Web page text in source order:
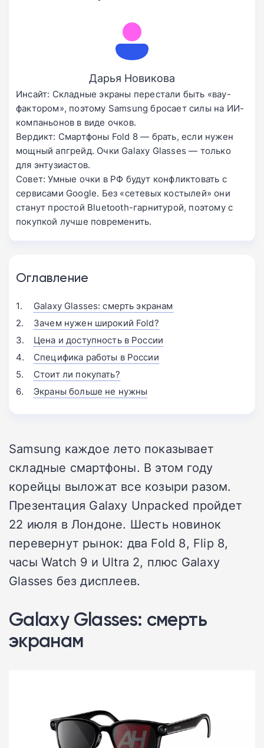
Дарья Новикова
Инсайт: Складные экраны перестали быть «вау-
фактором», поэтому Samsung бросает силы на ИИ-
компаньонов в виде очков.
Вердикт: Смартфоны Fold 8 — брать, если нужен
мощный апгрейд. Очки Galaxy Glasses — только
для энтузиастов.
Совет: Умные очки в РФ будут конфликтовать с
сервисами Google. Без «сетевых костылей» они
станут простой Bluetooth-гарнитурой, поэтому с
покупкой лучше повременить.
Оглавление
Galaxy Glasses: смерть экранам
Зачем нужен широкий Fold?
Цена и доступность в России
Специфика работы в России
Стоит ли покупать?
Экраны больше не нужны
Samsung каждое лето показывает
складные смартфоны. В этом году
корейцы выложат все козыри разом.
Презентация Galaxy Unpacked пройдет
22 июля в Лондоне. Шесть новинок
перевернут рынок: два Fold 8, Flip 8,
часы Watch 9 и Ultra 2, плюс Galaxy
Glasses без дисплеев.
Galaxy Glasses: смерть
экранам